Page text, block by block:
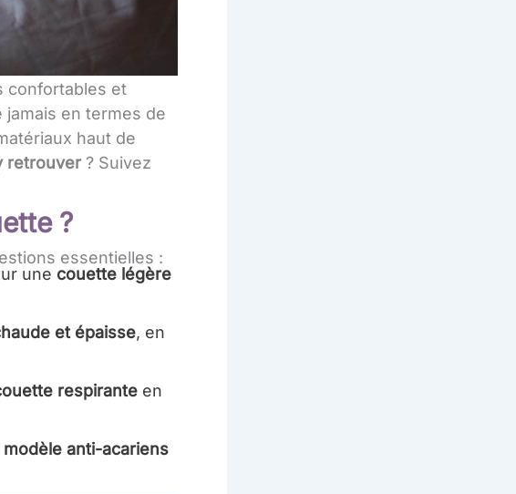
confortables et
jamais en termes de
haut de
retrouver? Suivez
?
essentielles :
une couette légère
et épaisse, en
respiranteen
modèle anti-acariens